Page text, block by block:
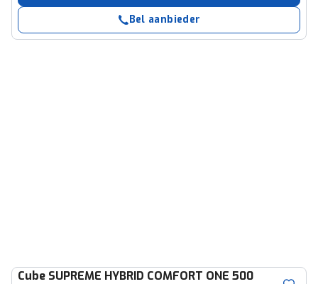
Bel aanbieder
Cube SUPREME HYBRID COMFORT ONE 500